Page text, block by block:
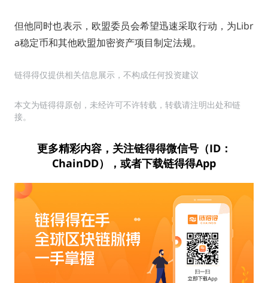
但他同时也表示，欧盟委员会希望迅速采取行动，为Libr
a稳定币和其他欧盟加密资产项目制定法规。
链得得仅提供相关信息展示，不构成任何投资建议
本文为链得得原创，未经许可不许转载，转载请注明出处和链
接。
更多精彩内容，关注链得得微信号（ID：
ChainDD），或者下载链得得App